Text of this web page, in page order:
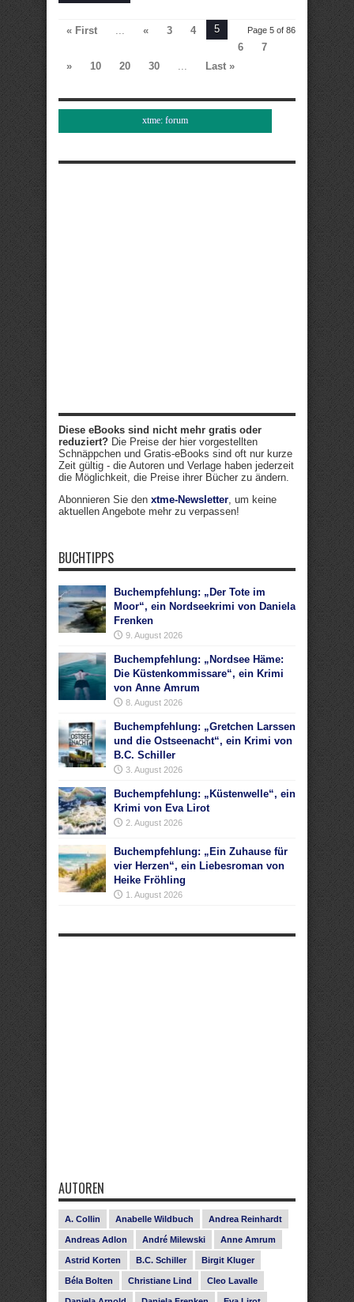
Page 5 of 86
« First ... « 3 4
5
6
7
»
10 20 30 ... Last »
xtme: forum
Diese eBooks sind nicht mehr gratis oder
reduziert? Die Preise der hier vorgestellten
Schnäppchen und Gratis-eBooks sind oft nur kurze
Zeit gültig - die Autoren und Verlage haben jederzeit
die Möglichkeit, die Preise ihrer Bücher zu ändern.
Abonnieren Sie den xtme-Newsletter, um keine
aktuellen Angebote mehr zu verpassen!
BUCHTIPPS
Buchempfehlung: „Der Tote im
Moor“, ein Nordseekrimi von Daniela
Frenken
9. August 2026
Buchempfehlung: „Nordsee Häme:
Die Küstenkommissare“, ein Krimi
von Anne Amrum
8. August 2026
Buchempfehlung: „Gretchen Larssen
und die Ostseenacht“, ein Krimi von
B.C. Schiller
3. August 2026
Buchempfehlung: „Küstenwelle“, ein
Krimi von Eva Lirot
2. August 2026
Buchempfehlung: „Ein Zuhause für
vier Herzen“, ein Liebesroman von
Heike Fröhling
1. August 2026
AUTOREN
A. Collin Anabelle Wildbuch Andrea Reinhardt
Andreas Adlon André Milewski Anne Amrum
Astrid Korten B.C. Schiller Birgit Kluger
Béla Bolten Christiane Lind Cleo Lavalle